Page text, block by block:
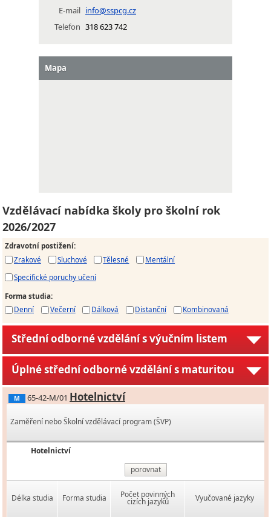
E-mail info@sspcg.cz
Telefon 318 623 742
Mapa
Vzdělávací nabídka školy pro školní rok
2026/2027
Zdravotní postižení:
Zrakové
Sluchové Tělesné
Mentální
Specifické poruchy učení
Forma studia:
Denní
Večerní Dálková Distanční Kombinovaná
Střední odborné vzdělání s výučním listem
Úplné střední odborné vzdělání s maturitou
M 65-42-M/01 Hotelnictví
Zaměření nebo Školní vzdělávací program (ŠVP)
Hotelnictví
porovnat
Délka studia Forma studia Počet povinných
cizích jazyků Vyučované jazyky